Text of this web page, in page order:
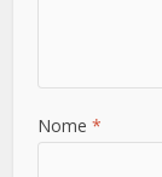
Nome*